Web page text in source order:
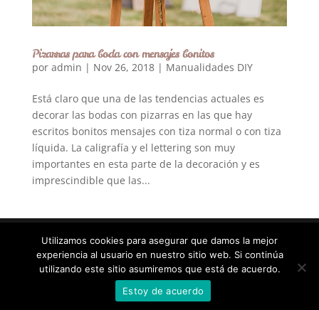
Pizarras para boda con mensajes bonitos
por admin | Nov 26, 2018| Manualidades DIY
Está claro que una de las tendencias actuales es
decorar las bodas con pizarras en las que hay
escritos bonitos mensajes con tiza normal o con tiza
líquida. La caligrafía y el lettering son muy
importantes en esta parte de la decoración y es
imprescindible que las...
Diseñado porElegant Themes | Desarrollado por
WordPress
Statcounter code invalid. Insert a fresh copy.
Utilizamos cookies para asegurar que damos la mejor
experiencia al usuario en nuestro sitio web. Si continúa
utilizando este sitio asumiremos que está de acuerdo.
Estoy de acuerdo